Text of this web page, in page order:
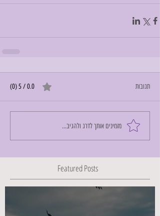
תגובות 0.0 / 5 ‏(0)
מזמינים אותך לדרג ולהגיב...
Featured Posts